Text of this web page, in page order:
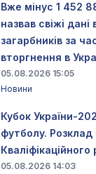
Вже мінус 1 452
назвав свіжі дані
загарбників за
вторгнення в
05.08.2026 15:05
Новини
Кубок України-
футболу. Розклад
Кваліфікаційного
05.08.2026 14:03